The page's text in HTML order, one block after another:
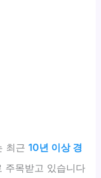
최근10년 이상 경
주목받고 있습니다